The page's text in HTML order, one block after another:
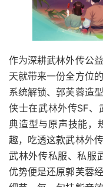
作为深耕武林外传公
天就带来一份全方位
系统解锁、郭芙蓉造
侠士在武林外传SF
典造型与原声技能，
趣，吃透这款武林外
武林外传私服、私服
优势便是还原郭芙蓉